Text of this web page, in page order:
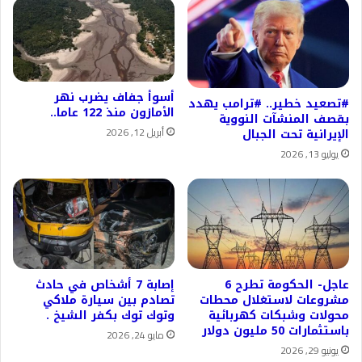
#تصعيد خطير.. #ترامب يهدد
بقصف المنشآت النووية
الإيرانية تحت الجبال
يوليو 13, 2026
أسوأ جفاف يضرب نهر
الأمازون منذ 122 عاما..
أبريل 12, 2026
عاجل- الحكومة تطرح 6
مشروعات لاستغلال محطات
محولات وشبكات كهربائية
باستثمارات 50 مليون دولار
يونيو 29, 2026
إصابة 7 أشخاص في حادث
تصادم بين سيارة ملاكي
وتوك توك بكفر الشيخ .
مايو 24, 2026